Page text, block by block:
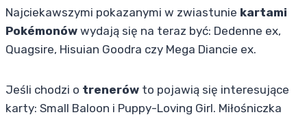
Najciekawszymi pokazanymi w zwiastunie kartami
Pokémonów wydają się na teraz być: Dedenne ex,
Quagsire, Hisuian Goodra czy Mega Diancie ex.
Jeśli chodzi o trenerów to pojawią się interesujące
karty: Small Baloon i Puppy-Loving Girl. Miłośniczka